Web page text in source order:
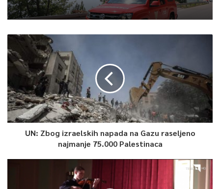
UN: Zbog izraelskih napada na Gazu raseljeno
najmanje 75.000 Palestinaca